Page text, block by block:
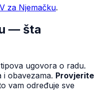
za Njemačku.
— šta
ugovora o radu.
i obavezama. Provjerite
vam određuje sve